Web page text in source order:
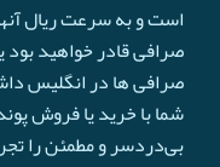
است و به سرعت ريال
صرافی قادر خواهید بود
صرافی ها در انگلیس
شما با خرید یا فروش
بی‌دردسر و مطمئن را